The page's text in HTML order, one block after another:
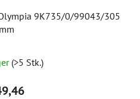
9K735/0/99043/305
mm
(>5 Stk.)